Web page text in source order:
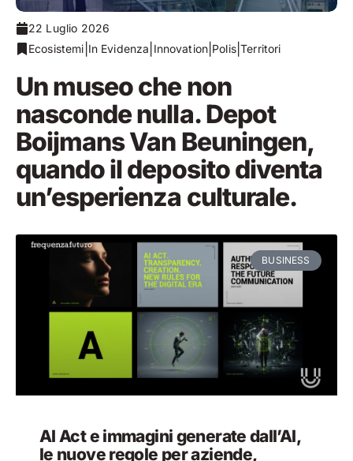
22 Luglio 2026
Ecosistemi In Evidenza Innovation Polis|Territori
Un museo che non
nasconde nulla. Depot
Boijmans Van Beuningen,
quando il deposito diventa
un’esperienza culturale.
BUSINESS
AI Act e immagini generate dall’AI,
le nuove regole per aziende,